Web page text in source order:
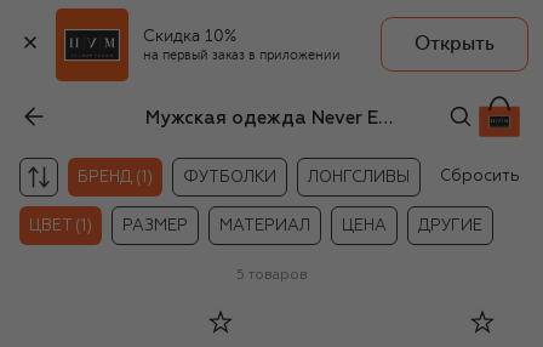
Скидка 10%
на первый заказ в приложении
Открыть
Мужская одежда Never Enough белого цвета
БРЕНД (1) ФУТБОЛКИ ЛОНГСЛИВЫ Сбросить
ЦВЕТ (1) РАЗМЕР МАТЕРИАЛ ЦЕНА ДРУГИЕ
5 товаров